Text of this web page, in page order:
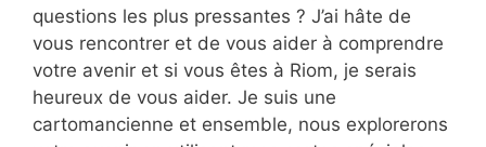
questions les plus pressantes ? J’ai hâte de
vous rencontrer et de vous aider à comprendre
votre avenir et si vous êtes à Riom, je serais
heureux de vous aider. Je suis une
cartomancienne et ensemble, nous explorerons